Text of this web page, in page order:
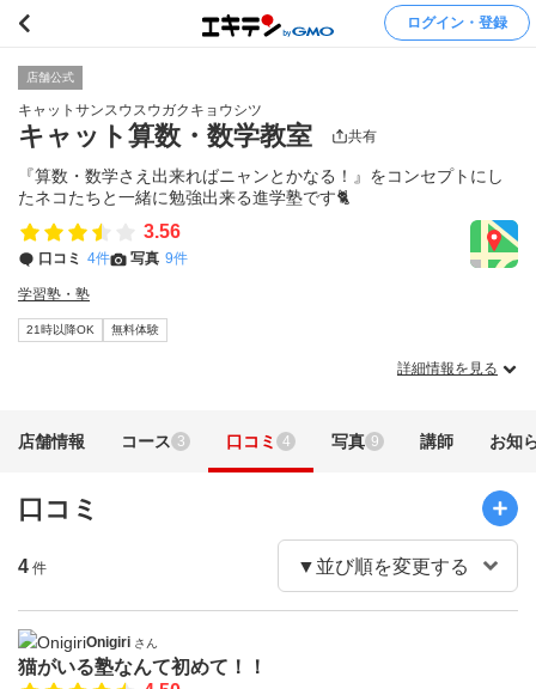
ログイン・登録
店舗公式
キャットサンスウスウガクキョウシツ
キャット算数・数学教室 共有
『算数・数学さえ出来ればニャンとかなる！』をコンセプトにし
たネコたちと一緒に勉強出来る進学塾です🐈
3.56
口コミ 4件 写真 9件
学習塾・塾
21時以降OK 無料体験
詳細情報を見る
店舗情報 コース 3 口コミ 4 写真 9 講師 お知
口コミ
4 件
Onigiri さん
猫がいる塾なんて初めて！！